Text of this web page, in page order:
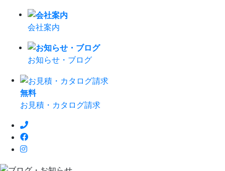
会社案内
お知らせ・ブログ
無料
お見積・カタログ請求